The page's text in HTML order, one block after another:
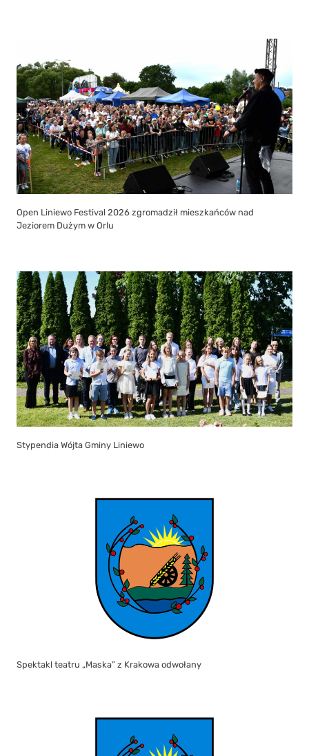
Open Liniewo Festival 2026 zgromadził mieszkańców nad
Jeziorem Dużym w Orlu
Stypendia Wójta Gminy Liniewo
Spektakl teatru „Maska” z Krakowa odwołany